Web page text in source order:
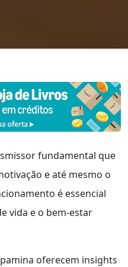
fundamental que
e até mesmo o
é essencial
vida e o bem-estar
oferecem insights